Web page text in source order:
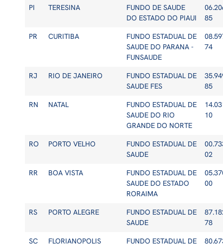
PI TERESINA
FUNDO DE SAUDE
DO ESTADO DO PIAUI
85
PR CURITIBA
FUNDO ESTADUAL DE
SAUDE DO PARANA -
FUNSAUDE
74
RJ RIO DE JANEIRO
FUNDO ESTADUAL DE
SAUDE FES
85
RN NATAL
FUNDO ESTADUAL DE
SAUDE DO RIO
GRANDE DO NORTE
10
RO PORTO VELHO
FUNDO ESTADUAL DE
SAUDE
02
RR BOA VISTA
FUNDO ESTADUAL DE
SAUDE DO ESTADO
RORAIMA
00
RS PORTO ALEGRE
FUNDO ESTADUAL DE
SAUDE
78
SC FLORIANOPOLIS
FUNDO ESTADUAL DE